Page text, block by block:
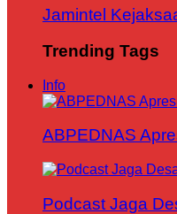
Jamintel
Trending Tags
Info
ABPEDNAS
Podcast Jaga